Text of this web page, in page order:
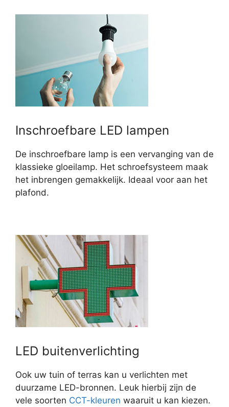
Inschroefbare LED lampen
De inschroefbare lamp is een vervanging van de
klassieke gloeilamp. Het schroefsysteem maak
het inbrengen gemakkelijk. Ideaal voor aan het
plafond.
LED buitenverlichting
Ook uw tuin of terras kan u verlichten met
duurzame LED-bronnen. Leuk hierbij zijn de
vele soorten CCT-kleuren waaruit u kan kiezen.